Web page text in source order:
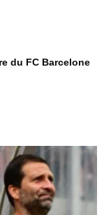
du FC Barcelone